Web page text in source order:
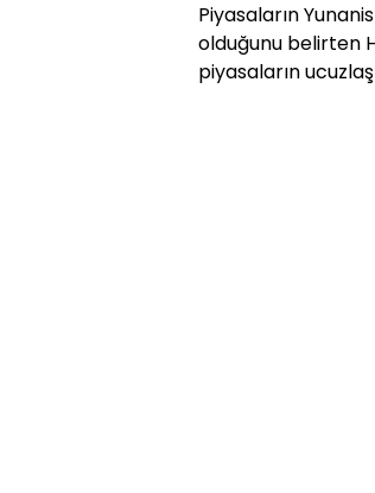
Piyasaların
olduğunu belirten
piyasaların